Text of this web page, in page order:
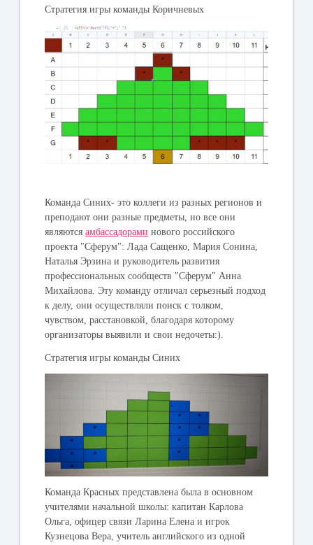
Стратегия игры команды Коричневых
КомандаСиних- это коллеги из разных регионов и
преподают они разные предметы, но все они
являютсяамбассадорами нового российского
проекта "Сферум": Лада Сащенко, Мария Сонина,
Наталья Эрзина и руководитель развития
профессиональных сообществ "Сферум" Анна
Михайлова. Эту команду отличал серьезный подход
к делу, они осуществляли поиск с толком,
чувством, расстановкой, благодаря которому
организаторы выявили и свои недочеты:).
Стратегия игры команды Синих
КомандаКрасных представлена была в основном
учителями начальной школы: капитан Карлова
Ольга, офицер связи Ларина Елена и игрок
Кузнецова Вера, учитель английского из одной